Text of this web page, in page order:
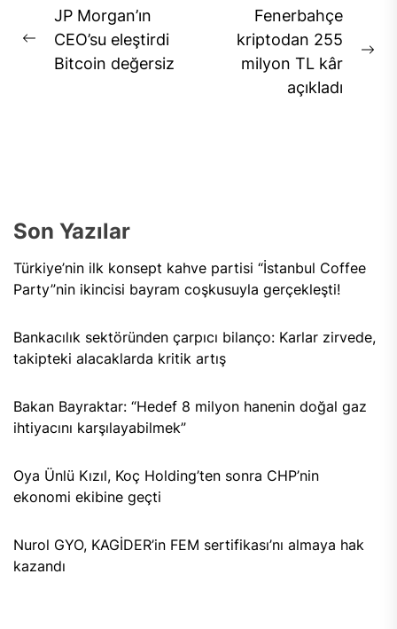
Yazı
gezinmesi
Previous
post:
JP Morgan’ın
CEO’su eleştirdi
Bitcoin değersiz
Fenerbahçe
kriptodan 255
milyon TL kâr
açıkladı
Son Yazılar
Türkiye’nin ilk konsept kahve partisi “İstanbul Coffee
Party”nin ikincisi bayram coşkusuyla gerçekleşti!
Bankacılık sektöründen çarpıcı bilanço: Karlar zirvede,
takipteki alacaklarda kritik artış
Bakan Bayraktar: “Hedef 8 milyon hanenin doğal gaz
ihtiyacını karşılayabilmek”
Oya Ünlü Kızıl, Koç Holding’ten sonra CHP’nin
ekonomi ekibine geçti
Nurol GYO, KAGİDER’in FEM sertifikası’nı almaya hak
kazandı